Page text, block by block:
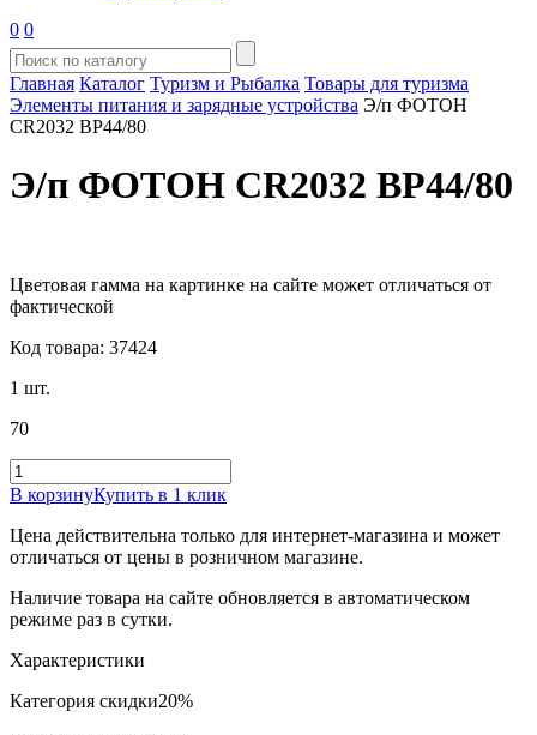
0 0
Главная Каталог Туризм и Рыбалка Товары для туризма
Элементы питания и зарядные устройства Э/п ФОТОН
CR2032 BP44/80
Э/п ФОТОН CR2032 BP44/80
Цветовая гамма на картинке на сайте может отличаться от
фактической
Код товара: 37424
1 шт.
70
В корзинуКупить в 1 клик
Цена действительна только для интернет-магазина и может
отличаться от цены в розничном магазине.
Наличие товара на сайте обновляется в автоматическом
режиме раз в сутки.
Характеристики
Категория скидки20%